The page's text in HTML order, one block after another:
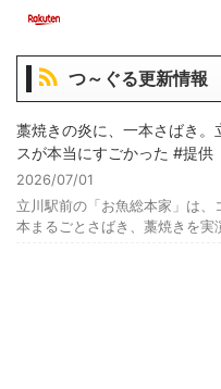
つ～ぐる更新情報
藁焼きの炎に、一本さばき
スが本当にすごかった #提供
2026/07/01
立川駅前の「お魚総本家」は
本まるごとさばき、藁焼きを